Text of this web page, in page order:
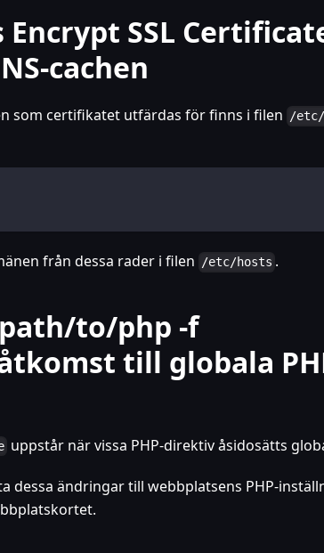
SSL
cachen
som certifikatet utfärdas för finns i filen /
från dessa rader i filen /etc/hosts .
to/php -f
till globala
uppstår när vissa PHP-direktiv åsidosätts
ändringar till webbplatsens PHP-